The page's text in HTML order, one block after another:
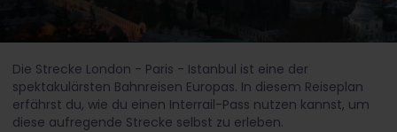
Die Strecke London - Paris - Istanbul ist eine der
spektakulärsten Bahnreisen Europas. In diesem Reiseplan
erfährst du, wie du einen Interrail-Pass nutzen kannst, um
diese aufregende Strecke selbst zu erleben.